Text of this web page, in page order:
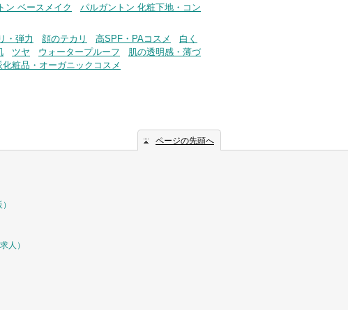
ン ベースメイク
パルガントン 化粧下地・コン
・弾力 顔のテカリ 高SPF・PAコスメ
白く
ツヤ ウォータープルーフ
肌の透明感・薄づ
化粧品・オーガニックコスメ
ページの先頭へ
人）